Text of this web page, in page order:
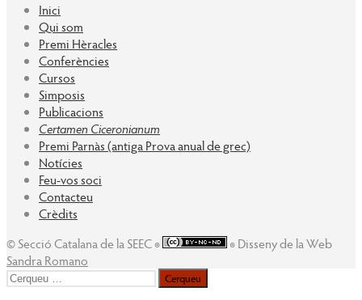
Inici
Qui som
Premi Hèracles
Conferències
Cursos
Simposis
Publicacions
Certamen Ciceronianum
Premi Parnàs (antiga Prova anual de grec)
Notícies
Feu-vos soci
Contacteu
Crèdits
© Secció Catalana de la SEEC ◉
◉ Disseny de la Web
Sandra Romano
Cerqueu